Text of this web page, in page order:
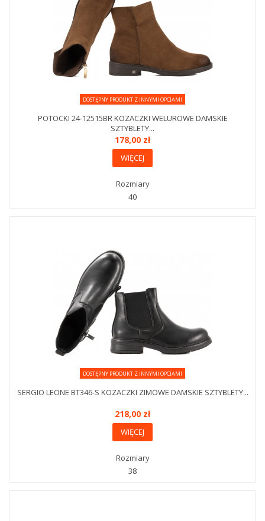
DOSTĘPNY PRODUKT Z INNYMI OPCJAMI
POTOCKI 24-12515BR KOZACZKI WELUROWE DAMSKIE
SZTYBLETY...
178,00 zł
WIĘCEJ
Rozmiary
40
DOSTĘPNY PRODUKT Z INNYMI OPCJAMI
SERGIO LEONE BT346-S KOZACZKI ZIMOWE DAMSKIE SZTYBLETY...
218,00 zł
WIĘCEJ
Rozmiary
38